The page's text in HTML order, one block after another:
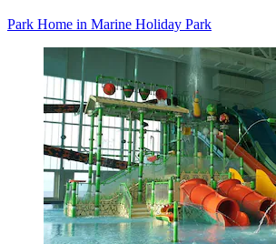
Park Home in Marine Holiday Park